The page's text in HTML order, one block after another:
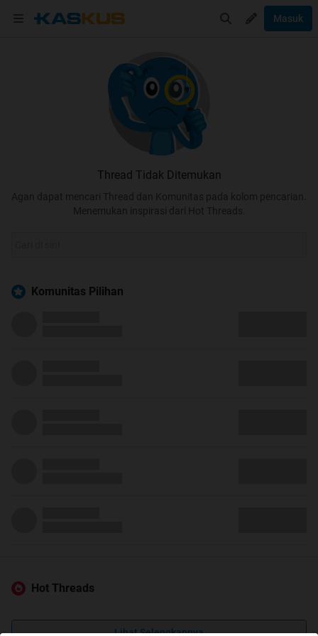
Masuk
Thread Tidak Ditemukan
Agan dapat mencari Thread dan Komunitas pada kolom pencarian.
Menemukan inspirasi dari Hot Threads.
Komunitas Pilihan
Hot Threads
Lihat Selengkapnya